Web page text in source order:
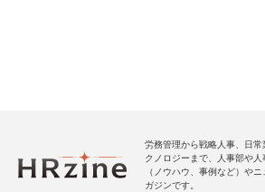
労務管理から戦略人事、日
クノロジーまで、人事部や
（ノウハウ、事例など）や
ガジンです。